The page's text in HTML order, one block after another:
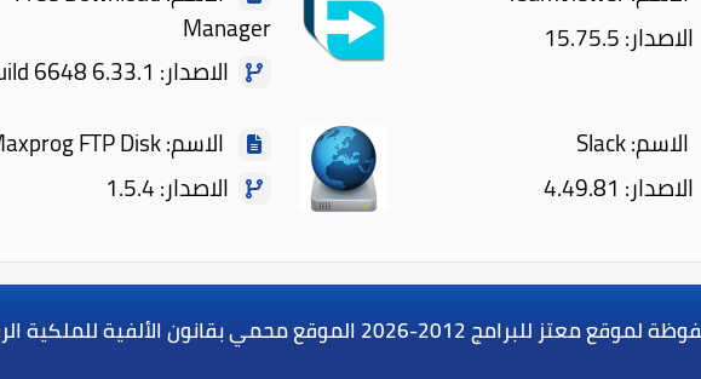
الاصدار: 15.75.5
Manager
الاصدار: 6.33.1 Build 6648
الاسم: Slack
الاصدار: 4.49.81
الاسم: Maxprog FTP Disk
الاصدار: 1.5.4
لموقع معتز للبرامج2012-2026 الموقع محمي بقانون الألفية للملكية الرقمية